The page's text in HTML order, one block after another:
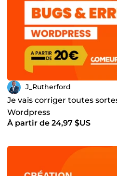
J_Rutherford
Je vais corriger toutes
Wordpress
À partir de 24,97 $US